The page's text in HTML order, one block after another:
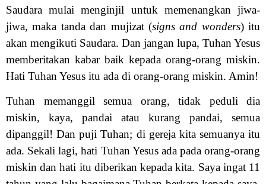
Saudara mulai menginjil untuk memenangkan jiwa-
jiwa, maka tanda dan mujizat (signs and wonders) itu
akan mengikuti Saudara. Dan jangan lupa, Tuhan Yesus
memberitakan kabar baik kepada orang-orang miskin.
Hati Tuhan Yesus itu ada di orang-orang miskin. Amin!
Tuhan memanggil semua orang, tidak peduli dia
miskin, kaya, pandai atau kurang pandai, semua
dipanggil! Dan puji Tuhan; di gereja kita semuanya itu
ada. Sekali lagi, hati Tuhan Yesus ada pada orang-orang
miskin dan hati itu diberikan kepada kita. Saya ingat 11